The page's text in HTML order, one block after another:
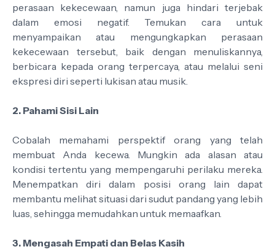
perasaan kekecewaan, namun juga hindari terjebak
dalam emosi negatif. Temukan cara untuk
menyampaikan atau mengungkapkan perasaan
kekecewaan tersebut, baik dengan menuliskannya,
berbicara kepada orang terpercaya, atau melalui seni
ekspresi diri seperti lukisan atau musik.
2. Pahami Sisi Lain
Cobalah memahami perspektif orang yang telah
membuat Anda kecewa. Mungkin ada alasan atau
kondisi tertentu yang mempengaruhi perilaku mereka.
Menempatkan diri dalam posisi orang lain dapat
membantu melihat situasi dari sudut pandang yang lebih
luas, sehingga memudahkan untuk memaafkan.
3. Mengasah Empati dan Belas Kasih